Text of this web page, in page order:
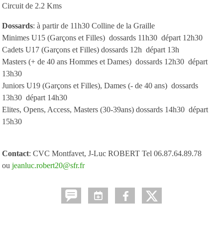
Circuit de 2.2 Kms
Dossards: à partir de 11h30 Colline de la Graille
Minimes U15 (Garçons et Filles) dossards 11h30 départ 12h30
Cadets U17 (Garçons et Filles) dossards 12h départ 13h
Masters (+ de 40 ans Hommes et Dames) dossards 12h30 départ
13h30
Juniors U19 (Garçons et Filles), Dames (- de 40 ans) dossards
13h30 départ 14h30
Elites, Opens, Access, Masters (30-39ans) dossards 14h30 départ
15h30
Contact: CVC Montfavet, J-Luc ROBERT Tel 06.87.64.89.78
ou jeanluc.robert20@sfr.fr